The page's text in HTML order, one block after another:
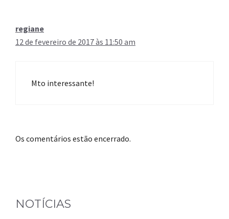
regiane
12 de fevereiro de 2017 às 11:50 am
Mto interessante!
Os comentários estão encerrado.
NOTÍCIAS